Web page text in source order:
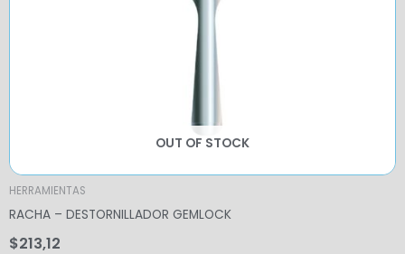
OUT OF STOCK
HERRAMIENTAS
RACHA – DESTORNILLADOR GEMLOCK
$213,12